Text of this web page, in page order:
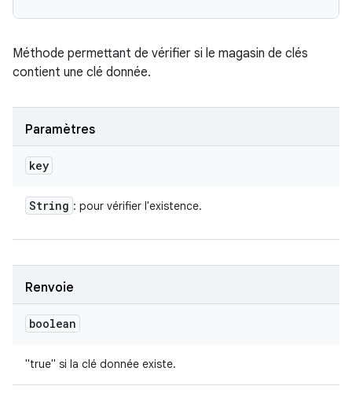
Méthode permettant de vérifier si le magasin de clés
contient une clé donnée.
Paramètres
key
String : pour vérifier l'existence.
Renvoie
boolean
"true" si la clé donnée existe.